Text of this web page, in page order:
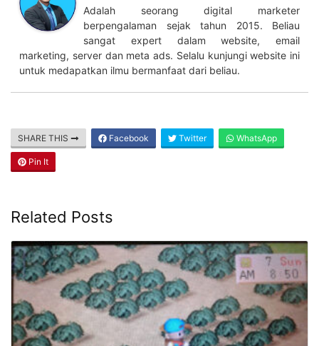
Adalah seorang digital marketer
berpengalaman sejak tahun 2015. Beliau
sangat expert dalam website, email
marketing, server dan meta ads. Selalu kunjungi website ini
untuk medapatkan ilmu bermanfaat dari beliau.
SHARE THIS Facebook Twitter WhatsApp
Pin It
Related Posts